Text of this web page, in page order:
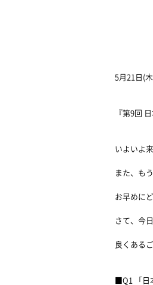
5月21日(
『第9回
いよいよ
また、も
お早めに
さて、今
良くある
■Q1 「日